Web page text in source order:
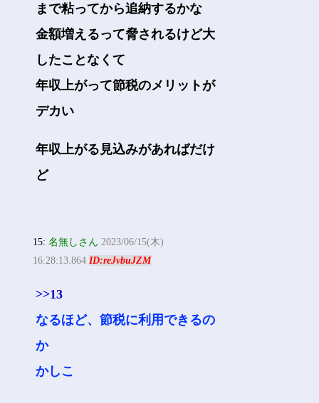
まで粘ってから追納するかな
金額増えるって脅されるけど大
したことなくて
年収上がって節税のメリットが
デカい
年収上がる見込みがあればだけ
ど
15:名無しさん 2023/06/15(木)
16:28:13.864ID:reJvbuJZM
>>13
なるほど、節税に利用できるの
か
かしこ